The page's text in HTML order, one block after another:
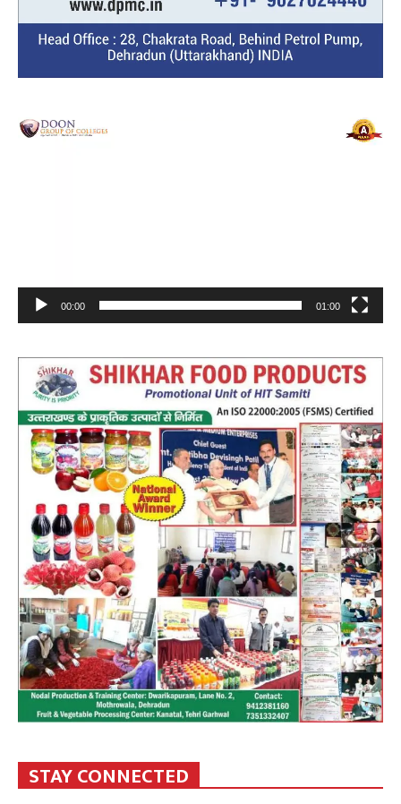
Video
Player
00:00 01:00
STAY CONNECTED